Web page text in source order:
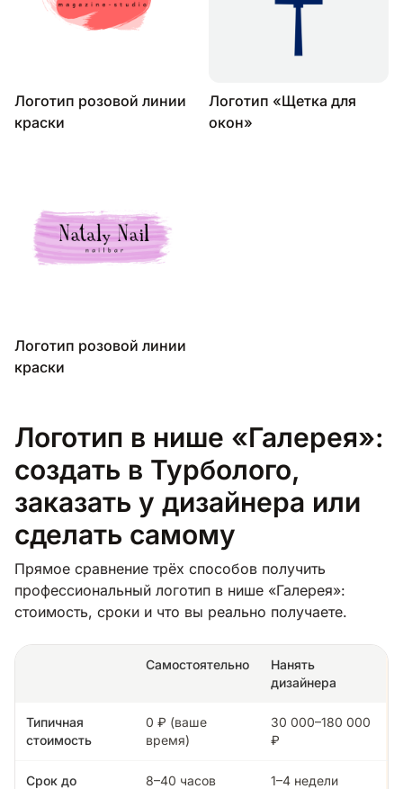
Логотип розовой линии
краски
Логотип «Щетка для
окон»
Логотип розовой линии
краски
Логотип в нише «Галерея»:
создать в Турболого,
заказать у дизайнера или
сделать самому
Прямое сравнение трёх способов получить
профессиональный логотип в нише «Галерея»:
стоимость, сроки и что вы реально получаете.
Самостоятельно
Нанять
дизайнера
Типичная
стоимость
0 ₽ (ваше
время)
30 000–180 000
₽
Срок до
8–40 часов 1–4 недели